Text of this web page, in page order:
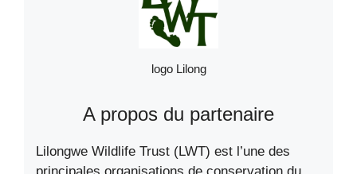
logo Lilong
A propos du partenaire
Lilongwe Wildlife Trust (LWT) est l’une des
principales organisations de conservation du